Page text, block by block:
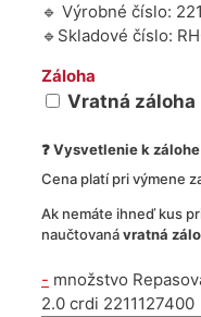
🔹 Výrobné číslo:
🔹Skladové číslo:
Záloha
Vratná
❓ Vysvetlenie k zálohe
Cena platí pri výmene
Ak nemáte ihneď kus
naučtovanávratná
- množstvo
2.0 crdi 2211127400